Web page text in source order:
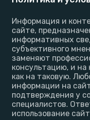
Информация и
сайте,
информативных
субъективного
заменяют
консультацию, и на
как на таковую.
информации на
подтверждения у
специалистов.
использование